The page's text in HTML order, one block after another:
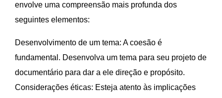
envolve uma compreensão mais profunda dos
seguintes elementos:
Desenvolvimento de um tema: A coesão é
fundamental. Desenvolva um tema para seu projeto de
documentário para dar a ele direção e propósito.
Considerações éticas: Esteja atento às implicações